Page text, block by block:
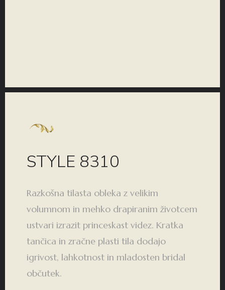
STYLE 8310
Razkošna tilasta obleka z velikim
volumnom in mehko drapiranim životcem
ustvari izrazit princeskast videz. Kratka
tančica in zračne plasti tila dodajo
igrivost, lahkotnost in mladosten bridal
občutek.